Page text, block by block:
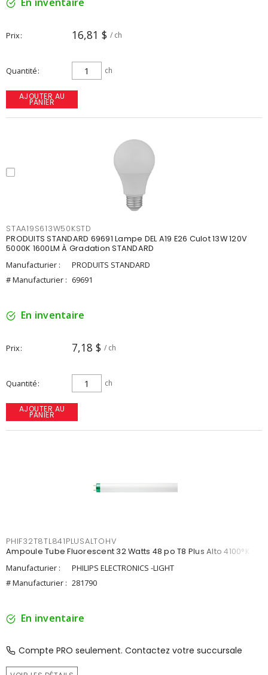
Prix 16,81 $ / ch
Quantité ch
AJOUTER AU
PANIER
STAA19S613W50KSTD
PRODUITS STANDARD 69691 Lampe DEL A19 E26 Culot 13W 120V
5000K 1600LM À Gradation STANDARD
Manufacturier :
PRODUITS STANDARD
# Manufacturier : 69691
En inventaire
Prix 7,18 $ / ch
Quantité ch
AJOUTER AU
PANIER
PHIF32T8TL841PLUSALTOHV
Ampoule Tube Fluorescent 32 Watts 48 po T8 Plus Alto 4100°K
Manufacturier :
PHILIPS ELECTRONICS -LIGHT
# Manufacturier : 281790
En inventaire
Compte PRO seulement. Contactez votre succursale